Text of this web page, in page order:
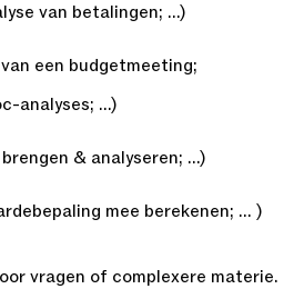
van betalingen; …)
een budgetmeeting;
analyses; …)
& analyseren; …)
mee berekenen; … )
vragen of complexere materie.